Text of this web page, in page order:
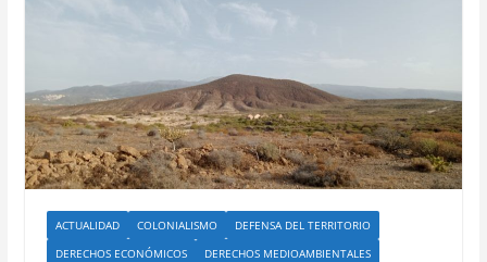
ACTUALIDAD COLONIALISMO
DEFENSA DEL TERRITORIO
DERECHOS ECONÓMICOS
DERECHOS MEDIOAMBIENTALES